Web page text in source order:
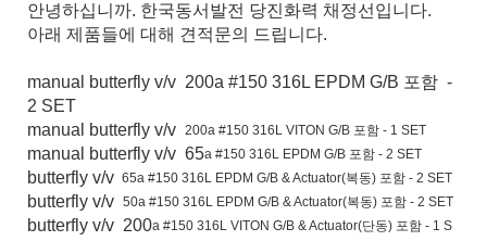
안녕하십니까. 한국동서발전 당진화력 채정선입니다.
아래 제품들에 대해 견적문의 드립니다.
manual butterfly v/v 200a #150 316L EPDM G/B 포함 -
2 SET
manual butterfly v/v 200a #150 316L VITON G/B 포함 - 1 SET
manual butterfly v/v 65a #150 316L EPDM G/B 포함 - 2 SET
butterfly v/v 65a #150 316L EPDM G/B & Actuator(복동) 포함 - 2 SET
butterfly v/v 50a #150 316L EPDM G/B & Actuator(복동) 포함 - 2 SET
butterfly v/v 200a #150 316L VITON G/B & Actuator(단동) 포함 - 1 S